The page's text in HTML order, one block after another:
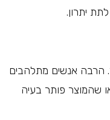
יתרון.
הרבה אנשים מתלהבים
שהמוצר פותר בעיה